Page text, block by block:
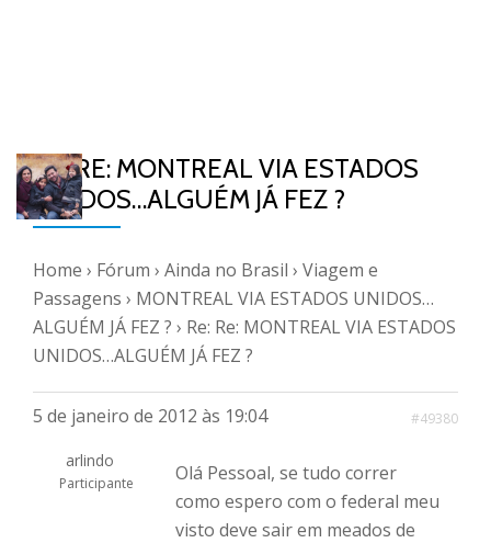
RE: RE: MONTREAL VIA ESTADOS
UNIDOS…ALGUÉM JÁ FEZ ?
Home › Fórum › Ainda no Brasil › Viagem e
Passagens › MONTREAL VIA ESTADOS UNIDOS…
ALGUÉM JÁ FEZ ? › Re: Re: MONTREAL VIA ESTADOS
UNIDOS…ALGUÉM JÁ FEZ ?
5 de janeiro de 2012 às 19:04 #49380
arlindo
Participante
Olá Pessoal, se tudo correr
como espero com o federal meu
visto deve sair em meados de